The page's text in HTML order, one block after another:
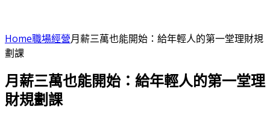
Home職場經營月薪三萬也能開始：給年輕人的第一堂理財規
劃課
月薪三萬也能開始：給年輕人的第一堂理
財規劃課